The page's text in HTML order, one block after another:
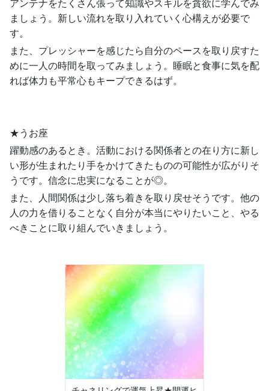
ましょう。新しい流れを取り入れていく心構えが必要で
す。
また、プレッシャーを感じたら自分のペースを取り戻すた
めに一人の時間を取ってみましょう。睡眠と食事に気を配
れば体力も平常心もキープできるはず。
★うお座
躍動感のあるとき。活動における関係者との在り方に新し
い形が生まれたり手をかけてきたものの可能性が広がりそ
うです。信念に忠実になることが◎。
また、人間関係は少し落ち着きを取り戻せそうです。他の
人の力を借りることなく自分が本当にやりたいこと、やる
べきことに取り組んでいきましょう。